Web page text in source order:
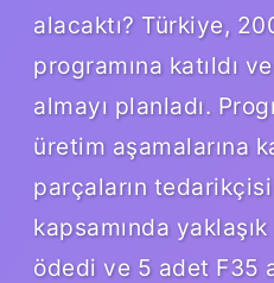
alacaktı? Türkiye,
programına katıldı
almayı planladı.
üretim aşamalarına
parçaların
kapsamında
ödedi ve 5 adet F35